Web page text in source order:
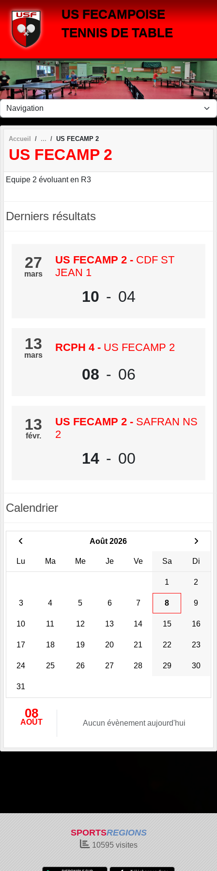
US FECAMPOISE
TENNIS DE TABLE
Accueil US FECAMP 2
US FECAMP 2
Equipe 2 évoluant en R3
Derniers résultats
27
mars
US FECAMP 2 - CDF ST
JEAN 1
10 - 04
13
mars
RCPH 4- US FECAMP 2
08 - 06
13
févr.
US FECAMP 2 - SAFRAN NS
2
14 - 00
Calendrier
Août 2026
Lu Ma Me Je Ve Sa Di
1 2
3 4 5 6 7 8 9
10 11 12 13 14 15 16
17 18 19 20 21 22 23
24 25 26 27 28 29 30
31
08
AOÛT Aucun évènement aujourd'hui
SPORTSREGIONS
10595visites
Panneau de gestion des cookies